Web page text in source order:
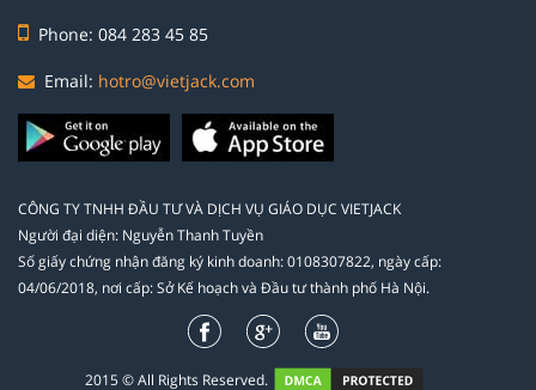
Phone: 084 283 45 85
Email: hotro@vietjack.com
CÔNG TY TNHH ĐẦU TƯ VÀ DỊCH VỤ GIÁO DỤC VIETJACK
Người đại diện: Nguyễn Thanh Tuyền
Số giấy chứng nhận đăng ký kinh doanh: 0108307822, ngày cấp:
04/06/2018, nơi cấp: Sở Kế hoạch và Đầu tư thành phố Hà Nội.
2015 © All Rights Reserved.